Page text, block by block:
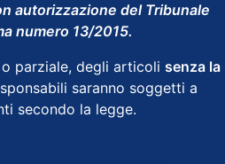
autorizzazione del Tribunale
numero 13/2015.
parziale, degli articoli senza la
saranno soggetti a
secondo la legge.